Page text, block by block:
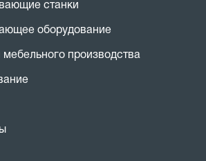
станки
оборудование
производства